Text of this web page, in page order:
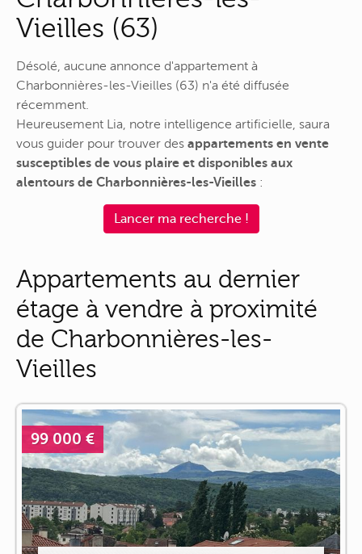
Vieilles (63)
Désolé, aucune annonce d'appartement à
Charbonnières-les-Vieilles (63) n'a été diffusée
récemment.
Heureusement Lia, notre intelligence artificielle, saura
vous guider pour trouver des appartements en vente
susceptibles de vous plaire et disponibles aux
alentours de Charbonnières-les-Vieilles :
Lancer ma recherche !
Appartements au dernier
étage à vendre à proximité
de Charbonnières-les-
Vieilles
99 000 €